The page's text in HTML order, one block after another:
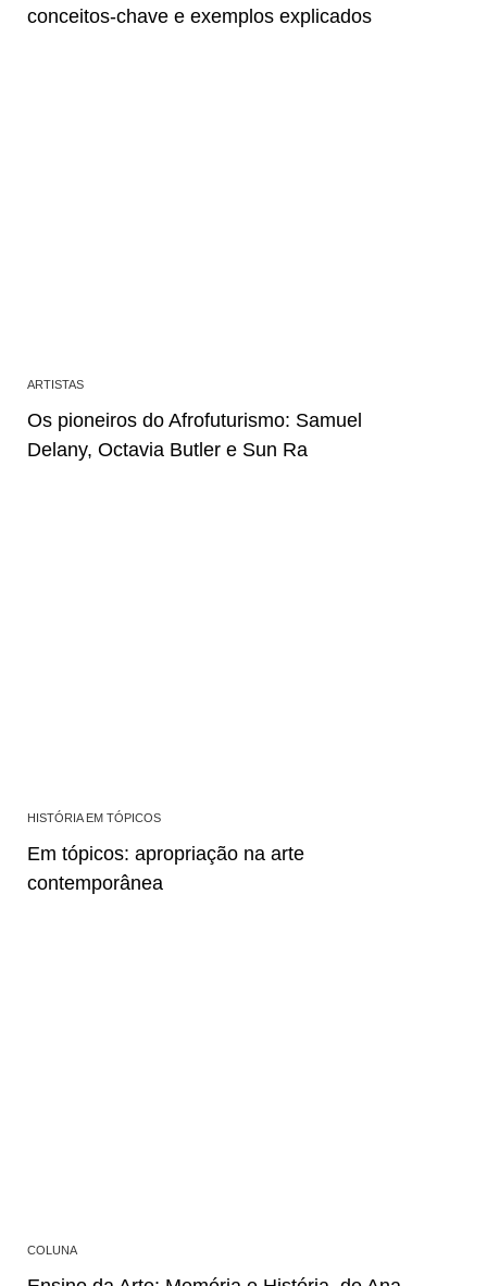
conceitos-chave e exemplos explicados
ARTISTAS
Os pioneiros do Afrofuturismo: Samuel
Delany, Octavia Butler e Sun Ra
HISTÓRIA EM TÓPICOS
Em tópicos: apropriação na arte
contemporânea
COLUNA